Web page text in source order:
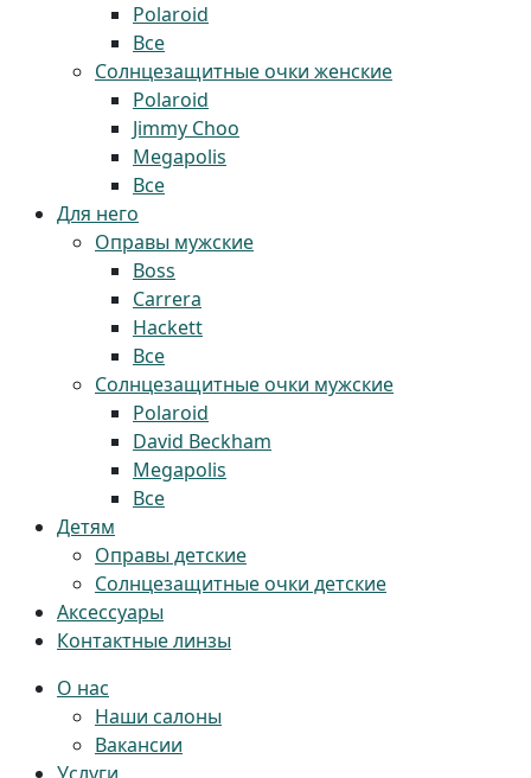
Polaroid
Все
Солнцезащитные очки женские
Polaroid
Jimmy Choo
Megapolis
Все
Для него
Оправы мужские
Boss
Carrera
Hackett
Все
Солнцезащитные очки мужские
Polaroid
David Beckham
Megapolis
Все
Детям
Оправы детские
Солнцезащитные очки детские
Аксессуары
Контактные линзы
О нас
Наши салоны
Вакансии